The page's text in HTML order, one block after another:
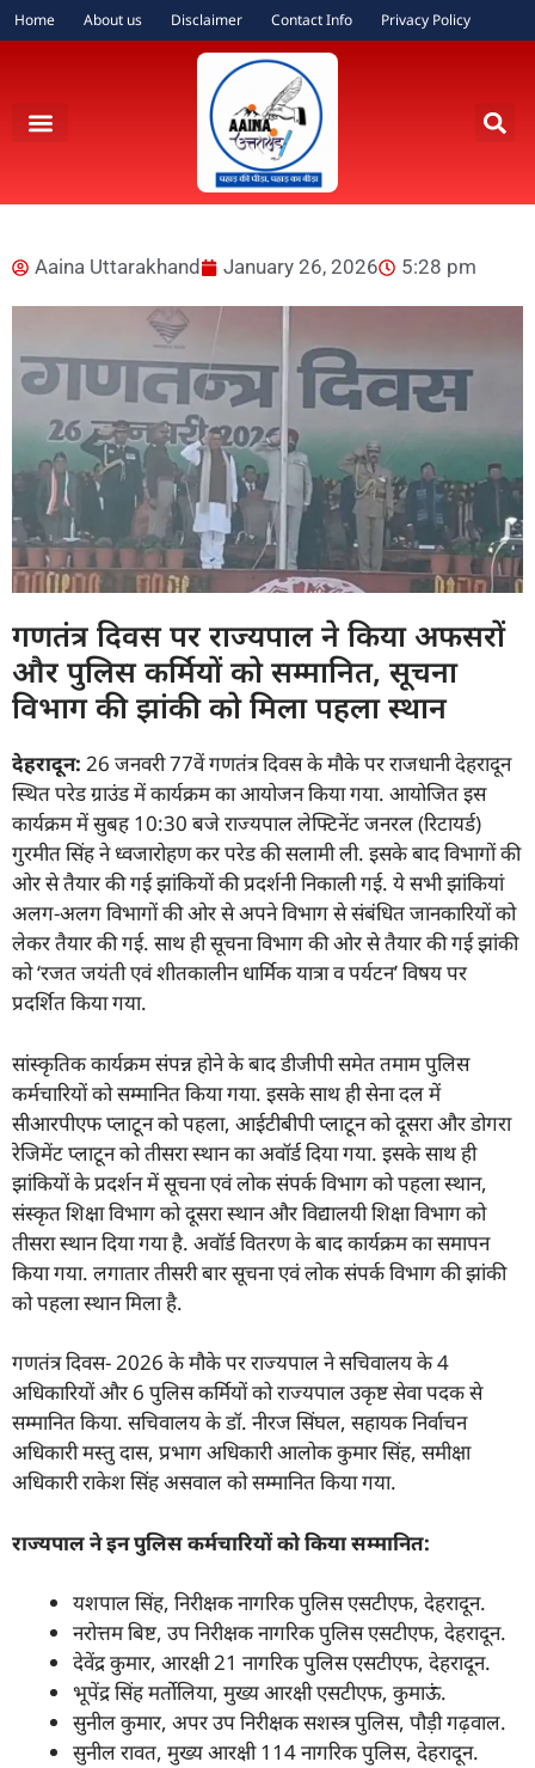
Home About us Disclaimer Contact Info Privacy Policy
Aaina Uttarakhand January 26, 2026 5:28 pm
गणतंत्र दिवस पर राज्यपाल ने किया अफसरों
और पुलिस कर्मियों को सम्मानित, सूचना
विभाग की झांकी को मिला पहला स्थान
देहरादून: 26 जनवरी 77वें गणतंत्र दिवस के मौके पर राजधानी देहरादून
स्थित परेड ग्राउंड में कार्यक्रम का आयोजन किया गया. आयोजित इस
कार्यक्रम में सुबह 10:30 बजे राज्यपाल लेफ्टिनेंट जनरल (रिटायर्ड)
गुरमीत सिंह ने ध्वजारोहण कर परेड की सलामी ली. इसके बाद विभागों की
ओर से तैयार की गई झांकियों की प्रदर्शनी निकाली गई. ये सभी झांकियां
अलग-अलग विभागों की ओर से अपने विभाग से संबंधित जानकारियों को
लेकर तैयार की गई. साथ ही सूचना विभाग की ओर से तैयार की गई झांकी
को ‘रजत जयंती एवं शीतकालीन धार्मिक यात्रा व पर्यटन’ विषय पर
प्रदर्शित किया गया.
सांस्कृतिक कार्यक्रम संपन्न होने के बाद डीजीपी समेत तमाम पुलिस
कर्मचारियों को सम्मानित किया गया. इसके साथ ही सेना दल में
सीआरपीएफ प्लाटून को पहला, आईटीबीपी प्लाटून को दूसरा और डोगरा
रेजिमेंट प्लाटून को तीसरा स्थान का अवॉर्ड दिया गया. इसके साथ ही
झांकियों के प्रदर्शन में सूचना एवं लोक संपर्क विभाग को पहला स्थान,
संस्कृत शिक्षा विभाग को दूसरा स्थान और विद्यालयी शिक्षा विभाग को
तीसरा स्थान दिया गया है. अवॉर्ड वितरण के बाद कार्यक्रम का समापन
किया गया. लगातार तीसरी बार सूचना एवं लोक संपर्क विभाग की झांकी
को पहला स्थान मिला है.
गणतंत्र दिवस- 2026 के मौके पर राज्यपाल ने सचिवालय के 4
अधिकारियों और 6 पुलिस कर्मियों को राज्यपाल उकृष्ट सेवा पदक से
सम्मानित किया. सचिवालय के डॉ. नीरज सिंघल, सहायक निर्वाचन
अधिकारी मस्तु दास, प्रभाग अधिकारी आलोक कुमार सिंह, समीक्षा
अधिकारी राकेश सिंह असवाल को सम्मानित किया गया.
राज्यपाल ने इन पुलिस कर्मचारियों को किया सम्मानित:
यशपाल सिंह, निरीक्षक नागरिक पुलिस एसटीएफ, देहरादून.
नरोत्तम बिष्ट, उप निरीक्षक नागरिक पुलिस एसटीएफ, देहरादून.
देवेंद्र कुमार, आरक्षी 21 नागरिक पुलिस एसटीएफ, देहरादून.
भूपेंद्र सिंह मर्तोलिया, मुख्य आरक्षी एसटीएफ, कुमाऊं.
सुनील कुमार, अपर उप निरीक्षक सशस्त्र पुलिस, पौड़ी गढ़वाल.
सुनील रावत, मुख्य आरक्षी 114 नागरिक पुलिस, देहरादून.